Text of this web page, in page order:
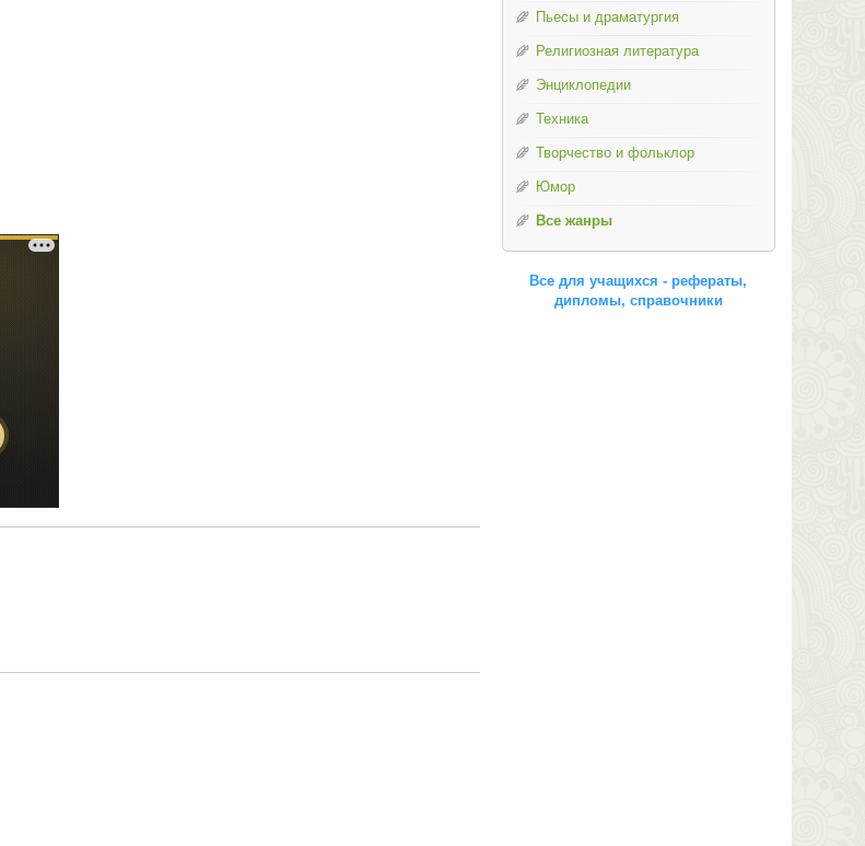
Пьесы и драматургия
Религиозная литература
Энциклопедии
Техника
Творчество и фольклор
Юмор
Все жанры
Все для учащихся - рефераты,
дипломы, справочники